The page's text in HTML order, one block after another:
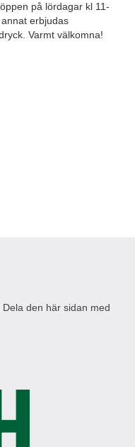
på lördagar kl 11-
erbjudas
Varmt välkomna!
den här sidan med